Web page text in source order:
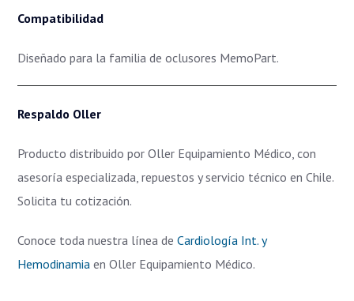
Compatibilidad
Diseñado para la familia de oclusores MemoPart.
Respaldo Oller
Producto distribuido por Oller Equipamiento Médico, con
asesoría especializada, repuestos y servicio técnico en Chile.
Solicita tu cotización.
Conoce toda nuestra línea deCardiología Int. y
Hemodinamia en Oller Equipamiento Médico.